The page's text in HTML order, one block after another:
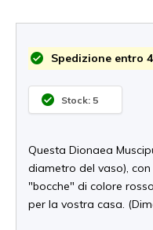
Spedizione entro
Stock: 5
Questa Dionaea
diametro del vaso),
"bocche" di colore
per la vostra casa.